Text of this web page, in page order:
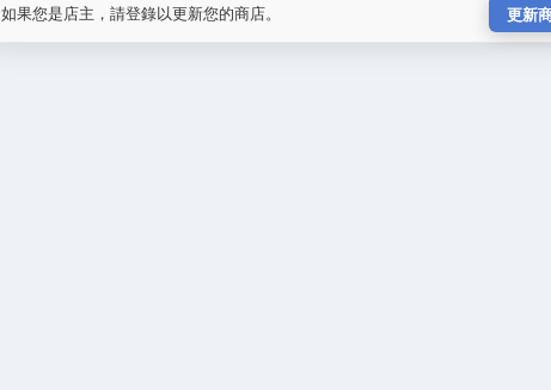
如果您是店主，請登錄以更新您的商店。 更新